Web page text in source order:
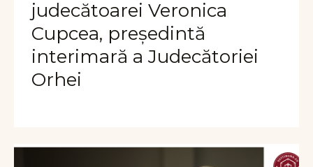
judecătoarei Veronica
Cupcea, președintă
interimară a Judecătoriei
Orhei